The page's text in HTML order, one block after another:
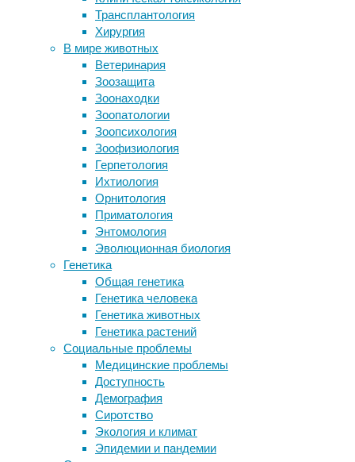
Трансплантология
Хирургия
В мире животных
Ветеринария
Зоозащита
Зоонаходки
Зоопатологии
Зоопсихология
Зоофизиология
Герпетология
Ихтиология
Орнитология
Приматология
Энтомология
Эволюционная биология
Генетика
Общая генетика
Генетика человека
Генетика животных
Генетика растений
Социальные проблемы
Медицинские проблемы
Доступность
Демография
Сиротство
Экология и климат
Эпидемии и пандемии
19/06/2018
исследования,
поведение,
психология,
социология,
страх
Седьмого
июня
американский
писатель
Бен
Блум
опубликовал
колонку,
посвященную
раскрытию
тайны
Стэнфордского
тюремного
эксперимента
—
одного
из
самых
известных
психологических
экспериментов
эволюцией видов
Секс укрепляет память
Антидепрессанты снизили уровень
серотонина в яйцеклетках
Самый толстый человек на планете
весит 500 кг
Наночастицы из вируса бешенства
помогут при черепно-мозговой
травме
Следите за новостями